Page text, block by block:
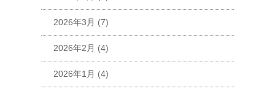
2026年3月 (7)
2026年2月 (4)
2026年1月 (4)